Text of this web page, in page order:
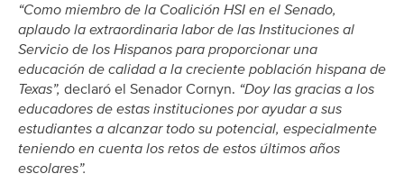
“Como miembro de la Coalición HSI en el Senado,
aplaudo la extraordinaria labor de las Instituciones al
Servicio de los Hispanos para proporcionar una
educación de calidad a la creciente población hispana de
Texas”, declaró el Senador Cornyn. “Doy las gracias a los
educadores de estas instituciones por ayudar a sus
estudiantes a alcanzar todo su potencial, especialmente
teniendo en cuenta los retos de estos últimos años
escolares”.